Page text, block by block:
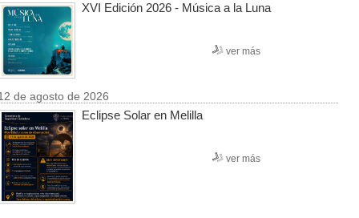
XVI Edición 2026 - Música a la Luna
ver más
de agosto de 2026
Eclipse Solar en Melilla
ver más